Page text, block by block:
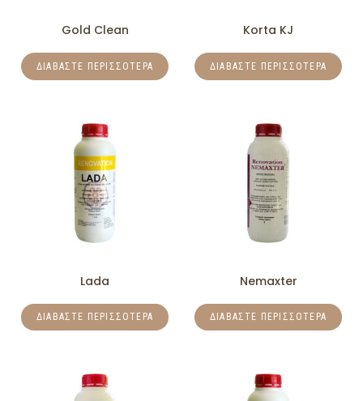
Gold Clean
ΔΙΑΒΆΣΤΕ ΠΕΡΙΣΣΌΤΕΡΑ
Korta KJ
ΔΙΑΒΆΣΤΕ ΠΕΡΙΣΣΌΤΕΡΑ
Lada
ΔΙΑΒΆΣΤΕ ΠΕΡΙΣΣΌΤΕΡΑ
Nemaxter
ΔΙΑΒΆΣΤΕ ΠΕΡΙΣΣΌΤΕΡΑ